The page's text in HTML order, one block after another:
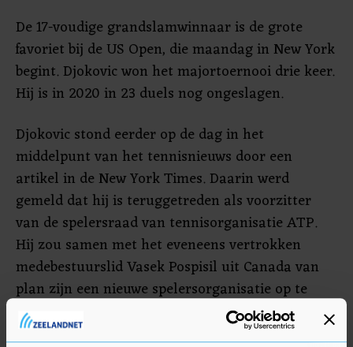
De 17-voudige grandslamwinnaar is de grote
favoriet bij de US Open, die maandag in New York
begint. Djokovic won het majortoernooi drie keer.
Hij is in 2020 in 23 duels nog ongeslagen.
Djokovic stond eerder op de dag in het
middelpunt van het tennisnieuws door een
artikel in de New York Times. Daarin werd
gemeld dat hij is teruggetreden als voorzitter
van de spelersraad van tennisorganisatie ATP.
Hij zou samen met het eveneens vertrokken
medebestuurslid Vasek Pospisil uit Canada van
plan zijn een nieuwe spelersorganisatie op te
richten, de Professional Tennis Players
Association (PTPA).